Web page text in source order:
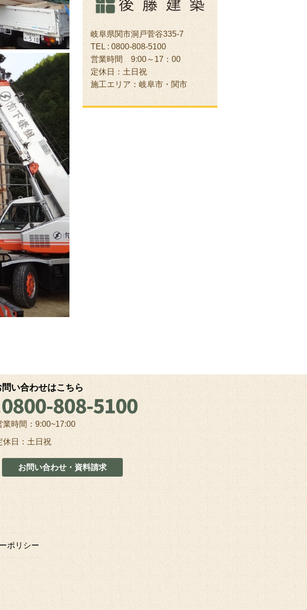
岐阜県関市洞戸菅谷335-7
TEL : 0800-808-5100
営業時間 9:00～17：00
定休日：土日祝
施工エリア：岐阜市・関市
問い合わせはこちら
業時間：9:00~17:00
休日：土日祝
お問い合わせ・資料請求
ポリシー